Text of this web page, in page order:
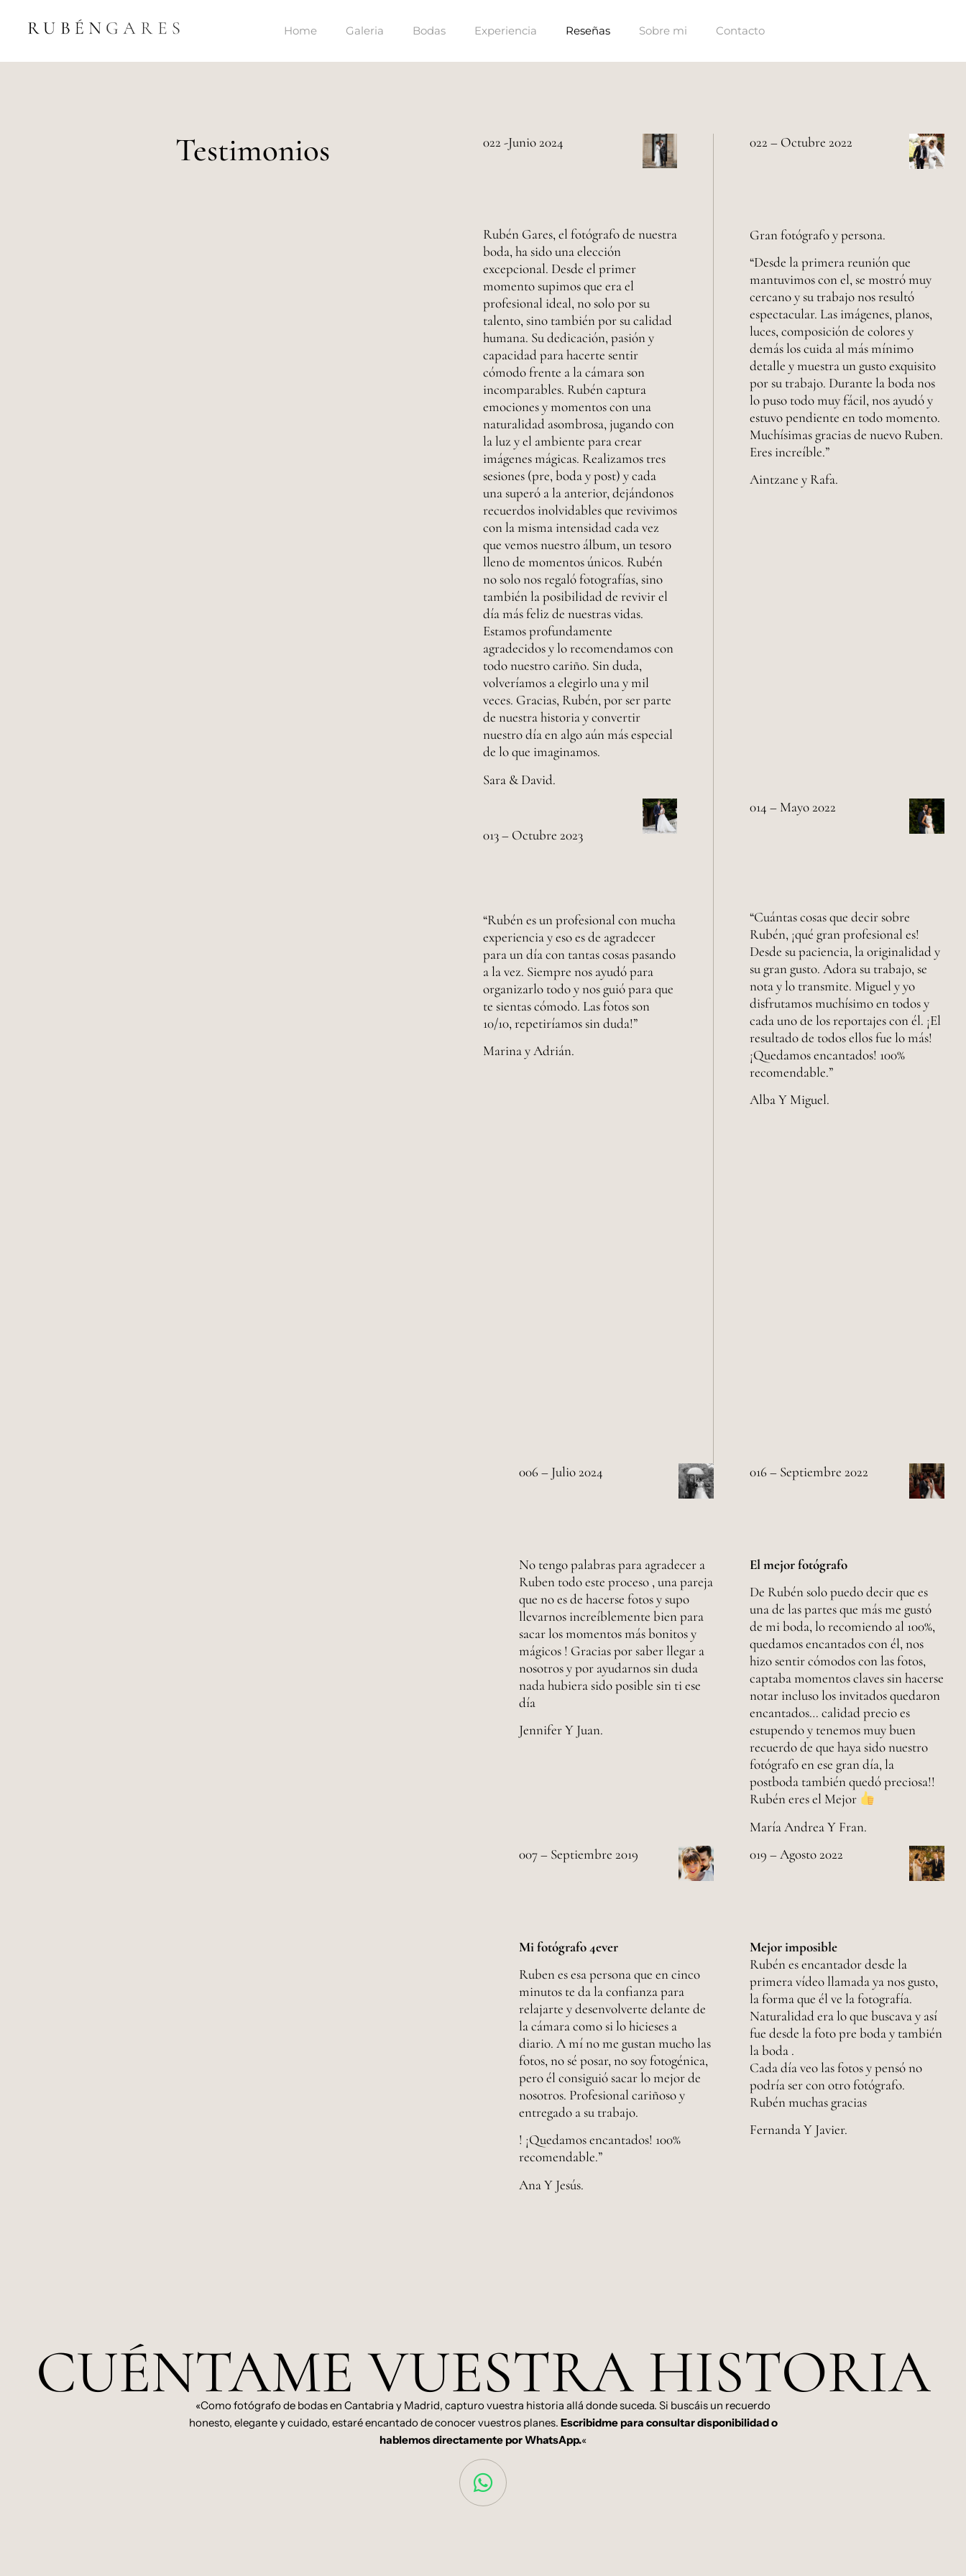
Home Galeria Bodas Experiencia Reseñas Sobre mi Contacto
Testimonios 022 -Junio 2024
Rubén Gares, el fotógrafo de nuestra
boda, ha sido una elección
excepcional. Desde el primer
momento supimos que era el
profesional ideal, no solo por su
talento, sino también por su calidad
humana. Su dedicación, pasión y
capacidad para hacerte sentir
cómodo frente a la cámara son
incomparables. Rubén captura
emociones y momentos con una
naturalidad asombrosa, jugando con
la luz y el ambiente para crear
imágenes mágicas. Realizamos tres
sesiones (pre, boda y post) y cada
una superó a la anterior, dejándonos
recuerdos inolvidables que revivimos
con la misma intensidad cada vez
que vemos nuestro álbum, un tesoro
lleno de momentos únicos. Rubén
no solo nos regaló fotografías, sino
también la posibilidad de revivir el
día más feliz de nuestras vidas.
Estamos profundamente
agradecidos y lo recomendamos con
todo nuestro cariño. Sin duda,
volveríamos a elegirlo una y mil
veces. Gracias, Rubén, por ser parte
de nuestra historia y convertir
nuestro día en algo aún más especial
de lo que imaginamos.
Sara & David.
022 – Octubre 2022
Gran fotógrafo y persona.
“Desde la primera reunión que
mantuvimos con el, se mostró muy
cercano y su trabajo nos resultó
espectacular. Las imágenes, planos,
luces, composición de colores y
demás los cuida al más mínimo
detalle y muestra un gusto exquisito
por su trabajo. Durante la boda nos
lo puso todo muy fácil, nos ayudó y
estuvo pendiente en todo momento.
Muchísimas gracias de nuevo Ruben.
Eres increíble.”
Aintzane y Rafa.
013 – Octubre 2023
“Rubén es un profesional con mucha
experiencia y eso es de agradecer
para un día con tantas cosas pasando
a la vez. Siempre nos ayudó para
organizarlo todo y nos guió para que
te sientas cómodo. Las fotos son
10/10, repetiríamos sin duda!”
Marina y Adrián.
014 – Mayo 2022
“Cuántas cosas que decir sobre
Rubén, ¡qué gran profesional es!
Desde su paciencia, la originalidad y
su gran gusto. Adora su trabajo, se
nota y lo transmite. Miguel y yo
disfrutamos muchísimo en todos y
cada uno de los reportajes con él. ¡El
resultado de todos ellos fue lo más!
¡Quedamos encantados! 100%
recomendable.”
Alba Y Miguel.
006 – Julio 2024
No tengo palabras para agradecer a
Ruben todo este proceso , una pareja
que no es de hacerse fotos y supo
llevarnos increíblemente bien para
sacar los momentos más bonitos y
mágicos ! Gracias por saber llegar a
nosotros y por ayudarnos sin duda
nada hubiera sido posible sin ti ese
día
Jennifer Y Juan.
016 – Septiembre 2022
El mejor fotógrafo
De Rubén solo puedo decir que es
una de las partes que más me gustó
de mi boda, lo recomiendo al 100%,
quedamos encantados con él, nos
hizo sentir cómodos con las fotos,
captaba momentos claves sin hacerse
notar incluso los invitados quedaron
encantados… calidad precio es
estupendo y tenemos muy buen
recuerdo de que haya sido nuestro
fotógrafo en ese gran día, la
postboda también quedó preciosa!!
Rubén eres el Mejor
María Andrea Y Fran.
007 – Septiembre 2019
Mi fotógrafo 4ever
Ruben es esa persona que en cinco
minutos te da la confianza para
relajarte y desenvolverte delante de
la cámara como si lo hicieses a
diario. A mí no me gustan mucho las
fotos, no sé posar, no soy fotogénica,
pero él consiguió sacar lo mejor de
nosotros. Profesional cariñoso y
entregado a su trabajo.
! ¡Quedamos encantados! 100%
recomendable.”
Ana Y Jesús.
019 – Agosto 2022
Mejor imposible
Rubén es encantador desde la
primera vídeo llamada ya nos gusto,
la forma que él ve la fotografía.
Naturalidad era lo que buscava y así
fue desde la foto pre boda y también
la boda .
Cada día veo las fotos y pensó no
podría ser con otro fotógrafo.
Rubén muchas gracias
Fernanda Y Javier.
CUÉNTAME VUESTRA HISTORIA
«Como fotógrafo de bodas en Cantabria y Madrid, capturo vuestra historia allá donde suceda. Si buscáis un recuerdo
honesto, elegante y cuidado, estaré encantado de conocer vuestros planes. Escribidme para consultar disponibilidad o
hablemos directamente por WhatsApp.«